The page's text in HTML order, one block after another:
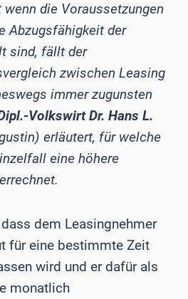
die Voraussetzungen
Abzugsfähigkeit der
sind, fällt der
zwischen Leasing
immer zugunsten
Volkswirt Dr. Hans L.
erläutert, für welche
eine höhere
dem Leasingnehmer
für eine bestimmte Zeit
wird und er dafür als
monatlich